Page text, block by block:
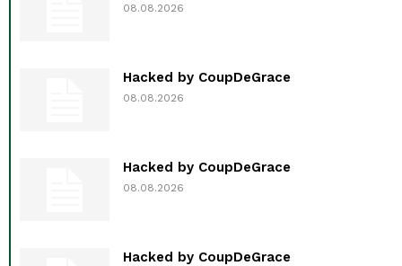
08.08.2026
Hacked by CoupDeGrace
08.08.2026
Hacked by CoupDeGrace
08.08.2026
Hacked by CoupDeGrace